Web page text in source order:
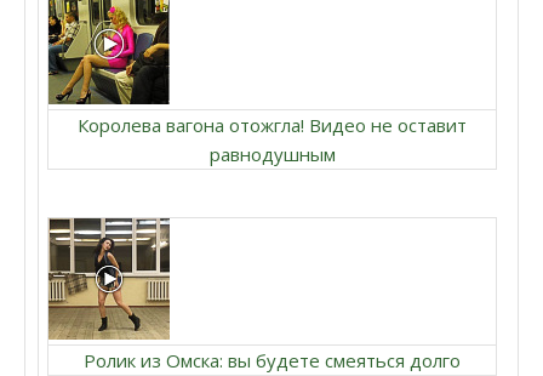
Королева вагона отожгла! Видео не оставит
равнодушным
Ролик из Омска: вы будете смеяться долго